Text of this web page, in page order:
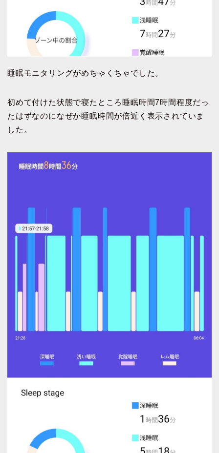
睡眠モニタリングがめちゃくちゃでした。
初めて付けた状態で寝たところ睡眠時間7時間程度だっ
たはずなのになぜか睡眠時間が倍近く表示されていま
した。